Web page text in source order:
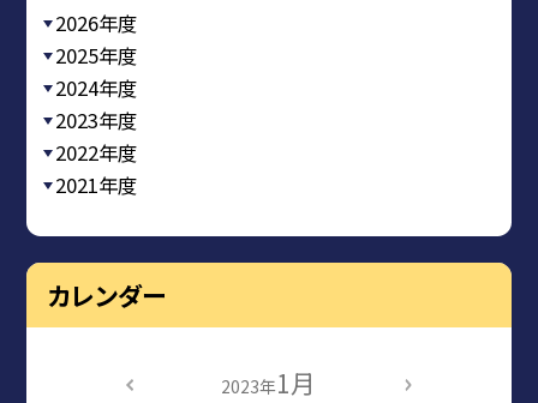
2026年度
2025年度
2024年度
2023年度
2022年度
2021年度
カレンダー
2023年1月